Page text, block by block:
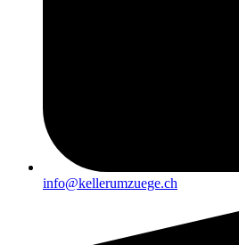
info@kellerumzuege.ch